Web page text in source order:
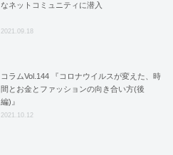
なネットコミュニティに潜入
2021.09.18
コラムVol.144 『コロナウイルスが変えた、時
間とお金とファッションの向き合い方(後
編)』
2021.10.12